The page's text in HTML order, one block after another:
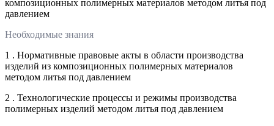
композиционных полимерных материалов методом литья под
давлением
Необходимые знания
1 . Нормативные правовые акты в области производства
изделий из композиционных полимерных материалов
методом литья под давлением
2 . Технологические процессы и режимы производства
полимерных изделий методом литья под давлением